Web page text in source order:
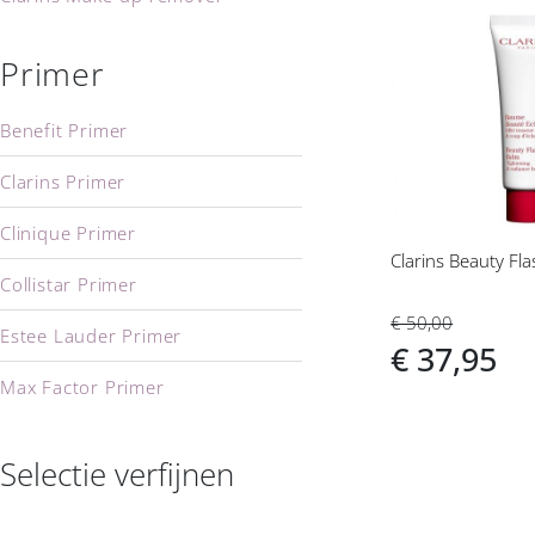
verlanglijst
Clarins Beauty
€ 50,00
€ 37,95
Primer
Benefit Primer
Clarins Primer
Clinique Primer
Collistar Primer
Estee Lauder Primer
Max Factor Primer
Selectie verfijnen